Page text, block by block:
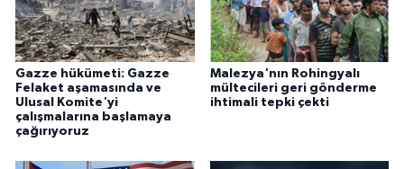
Gazze hükümeti: Gazze
Felaket aşamasında ve
Ulusal Komite'yi
çalışmalarına başlamaya
çağırıyoruz
Malezya'nın Rohingyalı
mültecileri geri gönderme
ihtimali tepki çekti